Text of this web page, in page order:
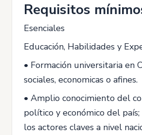
Requisitos
Esenciales
Educación, Habilidades y
• Formación universitaria en
sociales, economicas o afines.
• Amplio conocimiento del
político y económico del país;
los actores claves a nivel